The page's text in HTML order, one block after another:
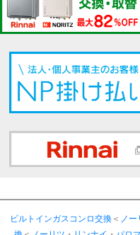
ビルトインガスコンロ交換 ＜ ノー